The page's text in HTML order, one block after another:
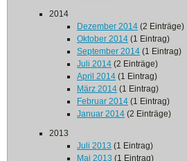
2014
Dezember 2014 (2 Einträge)
Oktober 2014 (1 Eintrag)
September 2014 (1 Eintrag)
Juli 2014 (2 Einträge)
April 2014 (1 Eintrag)
März 2014 (1 Eintrag)
Februar 2014 (1 Eintrag)
Januar 2014 (2 Einträge)
2013
Juli 2013 (1 Eintrag)
Mai 2013 (1 Eintrag)